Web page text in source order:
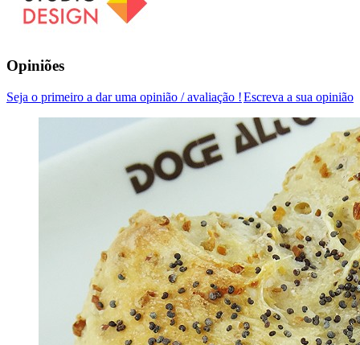
Opiniões
Escreva a sua opinião
Seja o primeiro a dar uma opinião / avaliação !